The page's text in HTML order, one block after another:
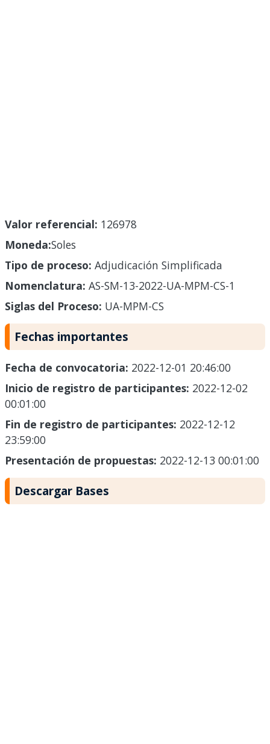
Valor referencial: 126978
Moneda:Soles
Tipo de proceso: Adjudicación Simplificada
Nomenclatura: AS-SM-13-2022-UA-MPM-CS-1
Siglas del Proceso: UA-MPM-CS
Fechas importantes
Fecha de convocatoria: 2022-12-01 20:46:00
Inicio de registro de participantes: 2022-12-02
00:01:00
Fin de registro de participantes: 2022-12-12
23:59:00
Presentación de propuestas: 2022-12-13 00:01:00
Descargar Bases